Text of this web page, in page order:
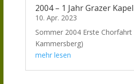
2004 – 1 Jahr Grazer
10. Apr. 2023
Sommer 2004 Erste Chorfahrt
Kammersberg)
mehr lesen